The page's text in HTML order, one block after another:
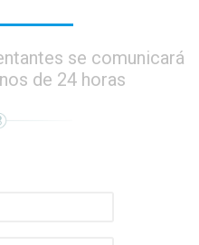
se comunicará
de 24 horas